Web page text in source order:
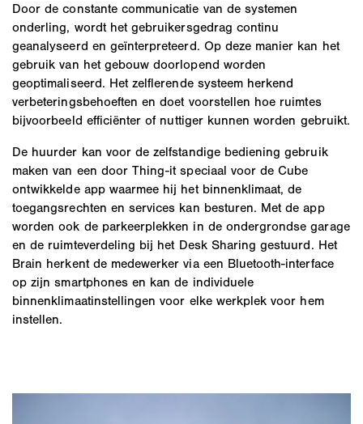
Door de constante communicatie van de systemen
onderling, wordt het gebruikersgedrag continu
geanalyseerd en geïnterpreteerd. Op deze manier kan het
gebruik van het gebouw doorlopend worden
geoptimaliseerd. Het zelflerende systeem herkend
verbeteringsbehoeften en doet voorstellen hoe ruimtes
bijvoorbeeld efficiënter of nuttiger kunnen worden gebruikt.
De huurder kan voor de zelfstandige bediening gebruik
maken van een door Thing-it speciaal voor de Cube
ontwikkelde app waarmee hij het binnenklimaat, de
toegangsrechten en services kan besturen. Met de app
worden ook de parkeerplekken in de ondergrondse garage
en de ruimteverdeling bij het Desk Sharing gestuurd. Het
Brain herkent de medewerker via een Bluetooth-interface
op zijn smartphones en kan de individuele
binnenklimaatinstellingen voor elke werkplek voor hem
instellen.